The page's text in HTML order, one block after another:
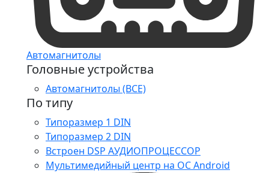
Автомагнитолы
Головные устройства
Автомагнитолы (ВСЕ)
По типу
Типоразмер 1 DIN
Типоразмер 2 DIN
Встроен DSP АУДИОПРОЦЕССОР
Мультимедийный центр на ОС Android